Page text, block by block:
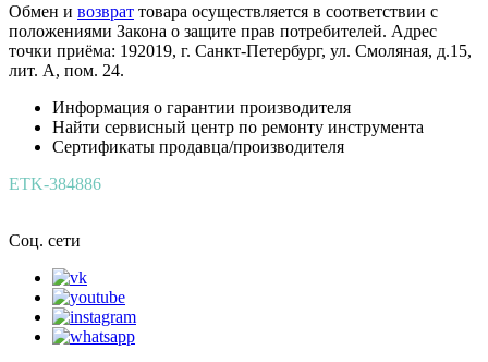
Обмен и возврат товара осуществляется в соответствии с
положениями Закона о защите прав потребителей. Адрес
точки приёма: 192019, г. Санкт-Петербург, ул. Смоляная, д.15,
лит. А, пом. 24.
Информация о гарантии производителя
Найти сервисный центр по ремонту инструмента
Сертификаты продавца/производителя
ETK-384886
Соц. сети